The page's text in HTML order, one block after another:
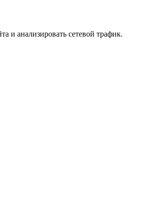
и анализировать сетевой трафик.